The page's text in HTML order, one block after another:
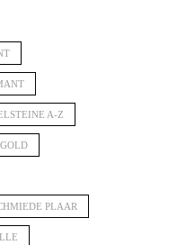
A-Z
GOLD
PLAAR